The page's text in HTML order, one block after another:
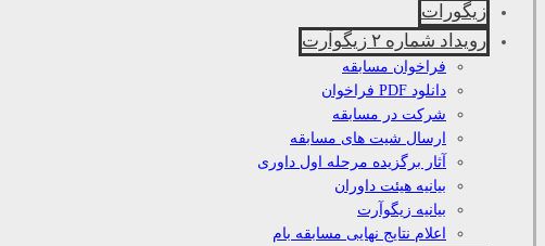
زیگورات
رویداد شماره ۲ زیگوآرت
فراخوان مسابقه
دانلود PDF فراخوان
شرکت در مسابقه
ارسال شیت های مسابقه
آثار برگزیده مرحله اول داوری
بیانیه هیئت داوران
بیانیه زیگوآرت
اعلام نتایج نهایی مسابقه بام